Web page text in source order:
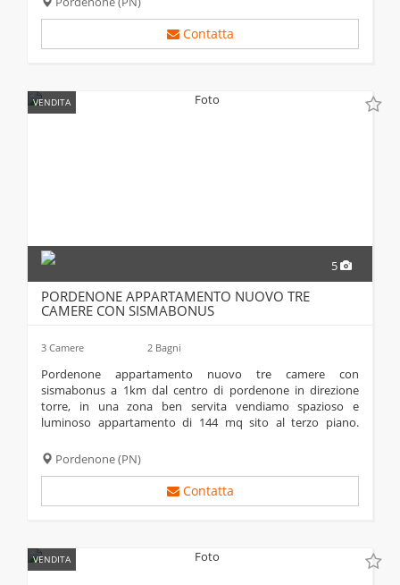
Contatta
VENDITA
5
PORDENONE APPARTAMENTO NUOVO TRE
CAMERE CON SISMABONUS
3 Camere 2 Bagni
pordenone appartamento nuovo tre camere con
sismabonus a 1km dal centro di pordenone in direzione
torre, in una zona ben servita vendiamo spazioso e
luminoso appartamento di 144 mq sito al terzo piano.
abitative. zona giorno openspace con bellissima vetrata...
Pordenone(PN)
Contatta
VENDITA